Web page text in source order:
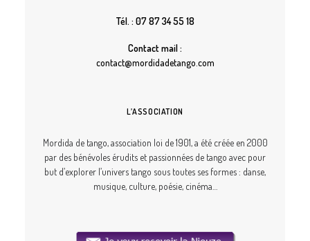
Tél. : 07 87 34 55 18
Contact mail :
contact@mordidadetango.com
L’ASSOCIATION
Mordida de tango, association loi de 1901, a été créée en 2000
par des bénévoles érudits et passionnées de tango avec pour
but d’explorer l’univers tango sous toutes ses formes : danse,
musique, culture, poésie, cinéma…